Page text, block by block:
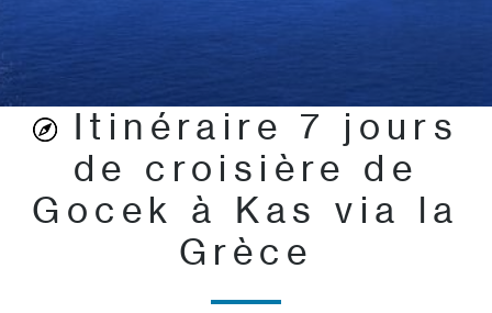
Itinéraire 7 jours
de croisière de
Gocek à Kas via la
Grèce